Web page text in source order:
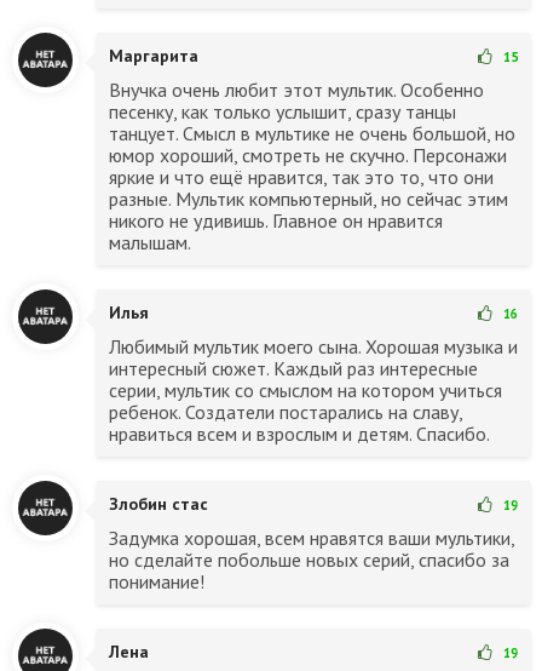
Маргарита 15
Внучка очень любит этот мультик. Особенно
песенку, как только услышит, сразу танцы
танцует. Смысл в мультике не очень большой, но
юмор хороший, смотреть не скучно. Персонажи
яркие и что ещё нравится, так это то, что они
разные. Мультик компьютерный, но сейчас этим
никого не удивишь. Главное он нравится
малышам.
Илья 16
Любимый мультик моего сына. Хорошая музыка и
интересный сюжет. Каждый раз интересные
серии, мультик со смыслом на котором учиться
ребенок. Создатели постарались на славу,
нравиться всем и взрослым и детям. Спасибо.
Злобин стас 19
Задумка хорошая, всем нравятся ваши мультики,
но сделайте побольше новых серий, спасибо за
понимание!
Лена 19